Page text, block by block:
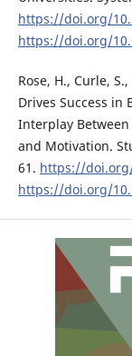
https://doi.org/
https://doi.org/
Rose, H., Curle,
Drives Success in
Interplay Between
and Motivation.
61. https://doi.org/
https://doi.org/